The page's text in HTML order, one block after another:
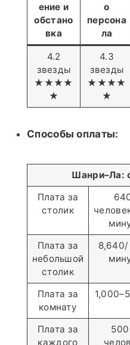
ение и
обстано
вка
о
персона
ла
4.2
звезды
★★★★
★
4.3
звезды
★★★★
★
Способы оплаты:
Шанри–Ла:
Плата за
столик
Плата за
небольшой
столик
8,640/
Плата за
комнату
Плата за
каждого